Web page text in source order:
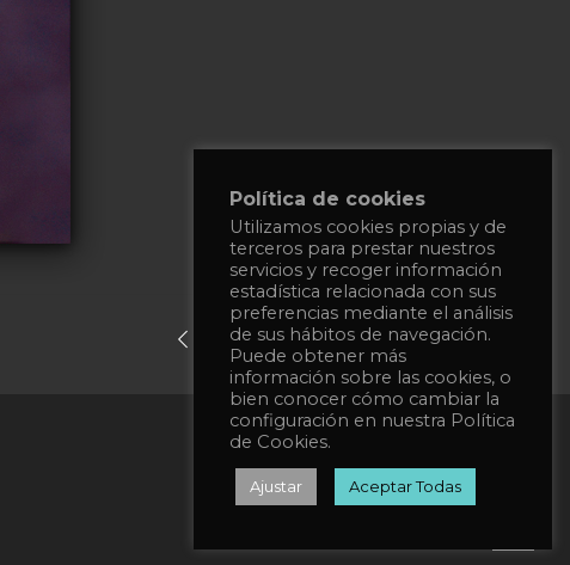
previous post next post
Privacy Policy
Cookies Policy
Política de cookies
Utilizamos cookies propias y de
terceros para prestar nuestros
servicios y recoger información
estadística relacionada con sus
preferencias mediante el análisis
de sus hábitos de navegación.
Puede obtener más
información sobre las cookies, o
bien conocer cómo cambiar la
configuración en nuestra Política
de Cookies.
Ajustar Aceptar Todas